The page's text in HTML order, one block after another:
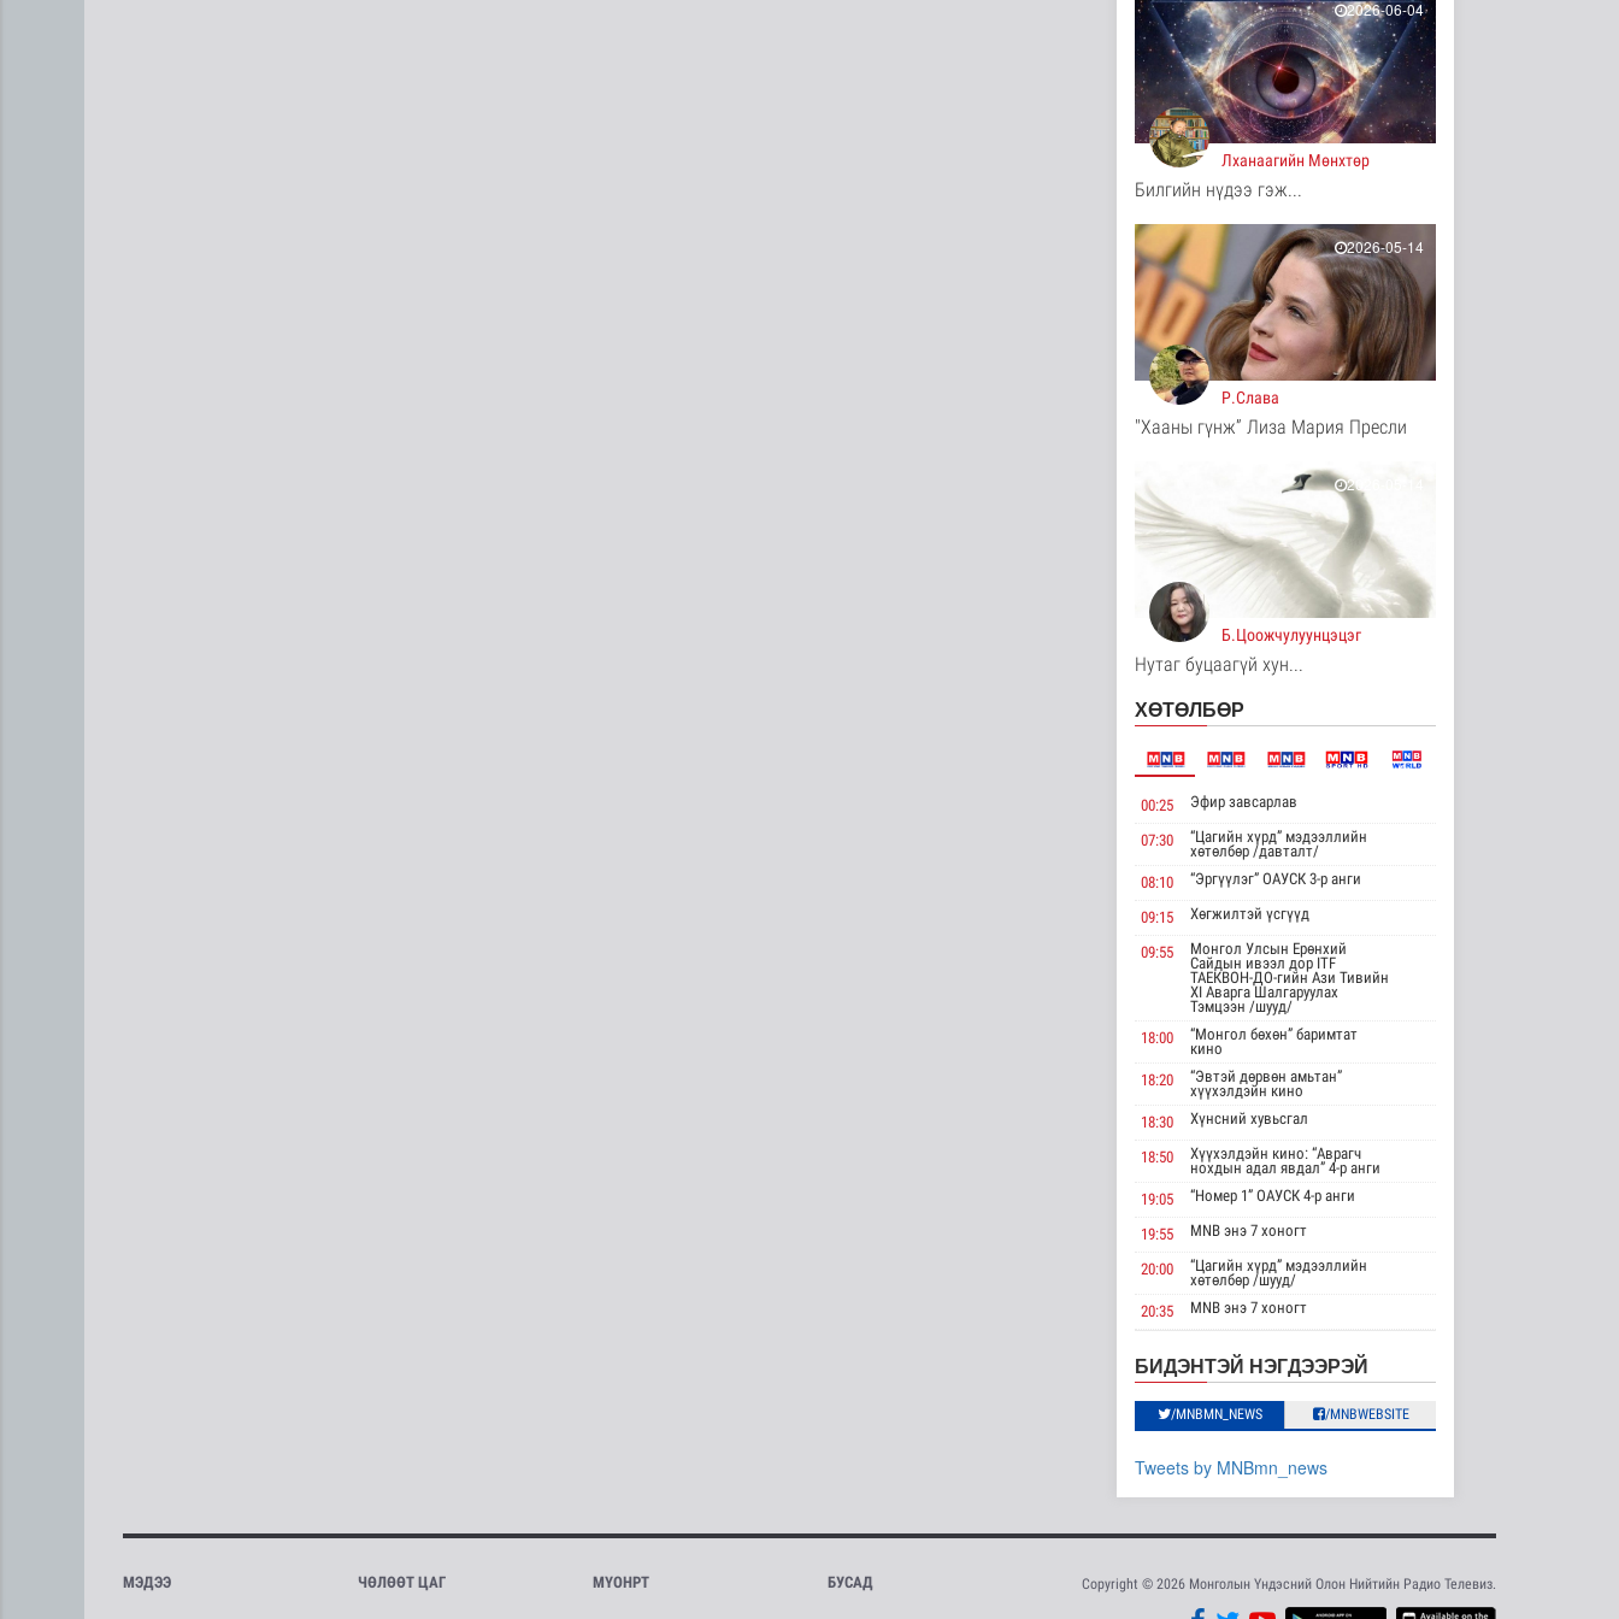
7 цаг 51 минутын өмнө
ЦАГ АГААР:
Улаанбаатарт шөнөдөө
17 хэм дулаан
Байгаль орчин
7 цаг 56 минутын өмнө
COP17-ын зочид,
250 орчим ж..
Нийгэм
8 цаг 17 минутын өмнө
Шатахууны нөөцийг
нэмэгдүүлэх,
доголдлыг арилгах..
Нийгэм
8 цаг 21 минутын өмнө
Төлөөлөгчдийн Хурлын
Ээлжит ..
Нийгэм
8 цаг 27 минутын өмнө
Үерийн аюулаас
сэрэмжтэй байхыг
анхааруулж байна
Байгаль орчин
9 цаг 42 минутын өмнө
Нийгэм
Үндэсний спортын
зуны VIII наадам
амжилттай зохи..
9 цаг 16 минутын өмнө
ОХУ-аас шатахууны
импорт тасралтгүй
хийгдэж байна
Нийгэм
9 цаг 24 минутын өмнө
АНУ импортлогчдод
ам.долларын
Дэлхийд
9 цаг 25 минутын өмнө
Шейх Хасина
ирэхээ зарлав
Дэлхийд
10 цаг 32 минутын өмнө
Монгол Улсын эмэгтэй
шигшээ баг Азийн
Cпорт
Хэт халууны улмаас
2026-06-04
Лханаагийн Мөнхтөр
Билгийн нүдээ гэж...
2026-05-14
Р.Слава
"Хааны гүнж” Лиза Мария Пресли
2026-05-14
Б.Цоожчулуунцэцэг
Нутаг буцаагүй хун...
ХӨТӨЛБӨР
00:25 Эфир завсарлав
07:30
“Цагийн хүрд” мэдээллийн
хөтөлбөр /давталт/
08:10
“Эргүүлэг” ОАУСК 3-р анги
09:15 Хөгжилтэй үсгүүд
09:55
Монгол Улсын Ерөнхий
Сайдын ивээл дор ITF
ТАЕКВОН-ДО-гийн Ази Тивийн
XI Аварга Шалгаруулах
Тэмцээн /шууд/
18:00
“Монгол бөхөн” баримтат
кино
18:20
“Эвтэй дөрвөн амьтан”
хүүхэлдэйн кино
18:30
Хүнсний хувьсгал
18:50
Хүүхэлдэйн кино: “Аврагч
нохдын адал явдал” 4-р анги
19:05
“Номер 1” ОАУСК 4-р анги
19:55 MNB энэ 7 хоногт
20:00
“Цагийн хүрд” мэдээллийн
хөтөлбөр /шууд/
20:35
MNB энэ 7 хоногт
Дорноговь аймгаас /шууд/
22:10
“Эргүүлэг” ОАУСК 4-р анги
23:25
“Гэрэлтэй цонх” үдшийн
хөтөлбөр
БИДЭНТЭЙ НЭГДЭЭРЭЙ
/MNBMN_NEWS /MNBWEBSITE
Tweets by MNBmn_news
МЭДЭЭ ЧӨЛӨӨТ ЦАГ МҮОНРТ БУСАД Copyright © 2026 Монголын Үндэсний Олон Нийтийн Радио Телевиз.